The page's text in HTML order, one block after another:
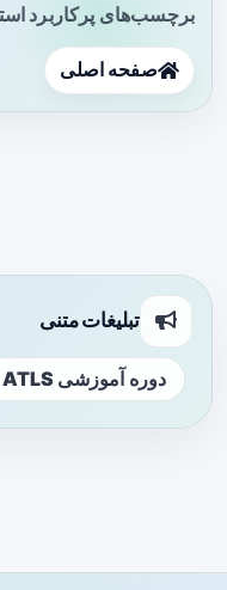
برچسب‌های پرکاربرد
صفحه اصلی
تبلیغات متنی
دوره آموزشی ATLS